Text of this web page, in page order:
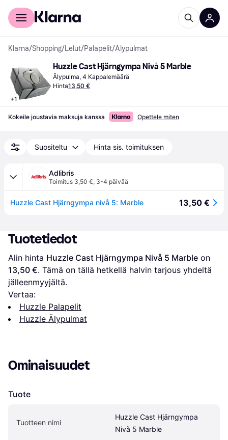
Kuluttajille
Klarna/Shopping/Lelut/Palapelit/Älypulmat
+1
Huzzle Cast Hjärngympa Nivå 5 Marble
Älypulma, 4 Kappalemäärä
Hinta13,50 €
Kokeile joustavia maksuja kanssa Opettele miten
Suositeltu Hinta sis. toimituksen
Adlibris
Toimitus 3,50 €, 3-4 päivää
Huzzle Cast Hjärngympa nivå 5: Marble 13,50 €
Tuotetiedot
Alin hinta Huzzle Cast Hjärngympa Nivå 5 Marble
13,50 €. Tämä on tällä hetkellä halvin tarjous yhdeltä
jälleenmyyjältä.
Vertaa:
Huzzle Palapelit
Huzzle Älypulmat
Ominaisuudet
Tuote
Tuotteen nimi
Huzzle Cast Hjärngympa
Nivå 5 Marble